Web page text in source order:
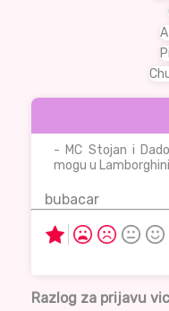
- MC Stojan i
mogu u
bubacar
Razlog za prijavu